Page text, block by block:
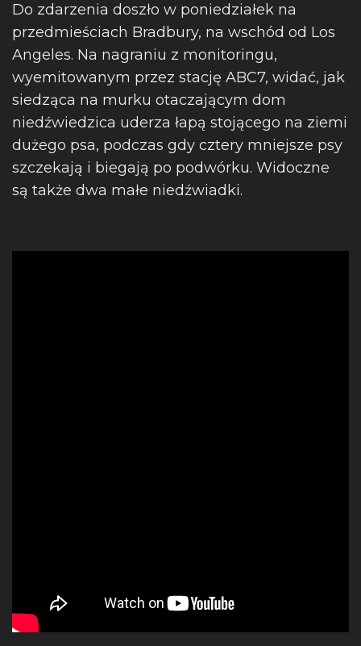
Do zdarzenia doszło w poniedziałek na
przedmieściach Bradbury, na wschód od Los
Angeles. Na nagraniu z monitoringu,
wyemitowanym przez stację ABC7, widać, jak
siedząca na murku otaczającym dom
niedźwiedzica uderza łapą stojącego na ziemi
dużego psa, podczas gdy cztery mniejsze psy
szczekają i biegają po podwórku. Widoczne
są także dwa małe niedźwiadki.